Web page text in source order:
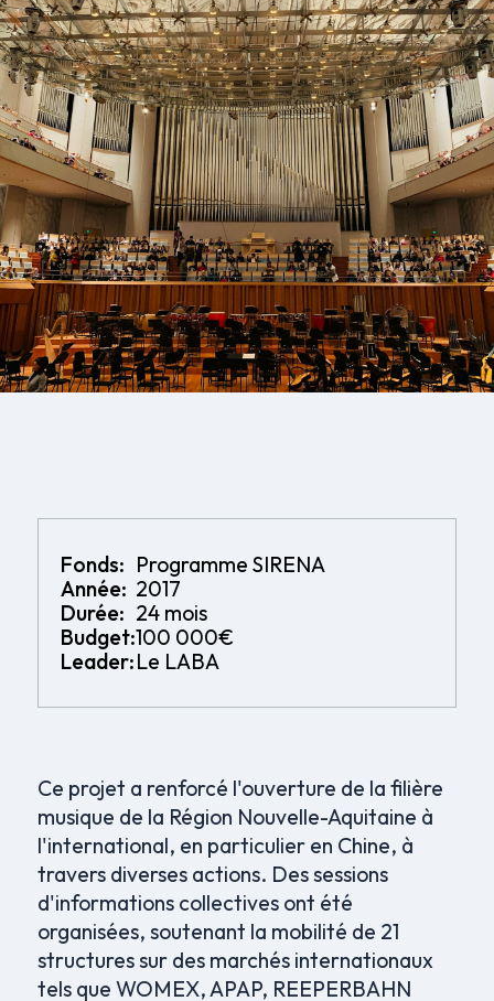
Fonds:
Année:
Durée:
Budget:
Leader:
Programme SIRENA
2017
24 mois
100 000€
Le LABA
Ce projet a renforcé l'ouverture de la filière
musique de la Région Nouvelle-Aquitaine à
l'international, en particulier en Chine, à
travers diverses actions. Des sessions
d'informations collectives ont été
organisées, soutenant la mobilité de 21
structures sur des marchés internationaux
tels que WOMEX, APAP, REEPERBAHN